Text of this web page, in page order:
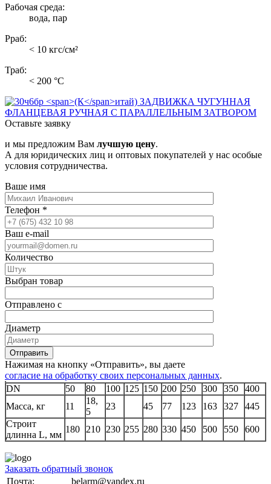
Рабочая среда:
вода, пар
Рраб:
< 10 кгс/см²
Траб:
< 200 °С
Оставьте заявку
и мы предложим Вам лучшую цену.
А для юридических лиц и оптовых покупателей у нас особые
условия сотрудничества.
Ваше имя
Телефон *
Ваш e-mail
Количество
Выбран товар
Отправлено с
Диаметр
Отправить
Нажимая на кнопку «Отправить», вы даете
согласие на обработку своих персональных данных.
DN
50 80 100 125 150 200 250 300 350
400
Масса, кг
11
18,
5
23 45 77 123 163 327
445
Строит
длинна L, мм
180 210 230 255 280 330 450 500 550 600
Заказать обратный звонок
Почта:
belarm@yandex.ru